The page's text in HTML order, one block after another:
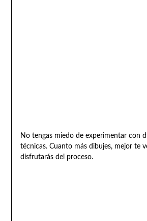
No tengas miedo de experimentar con
técnicas. Cuanto más dibujes, mejor te
disfrutarás del proceso.